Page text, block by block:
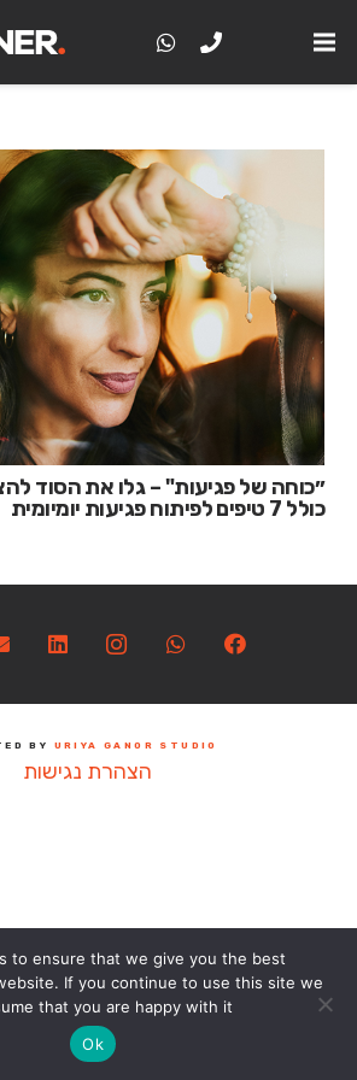
״כוחה של פגיעות" – גלו את הסוד
כולל 7 טיפים לפיתוח פגיעות יומיומית
BY URIYA GANOR STUDIO
הצהרת נגישות
to ensure that we give you the best
If you continue to use this site we
that you are happy with it.
Ok